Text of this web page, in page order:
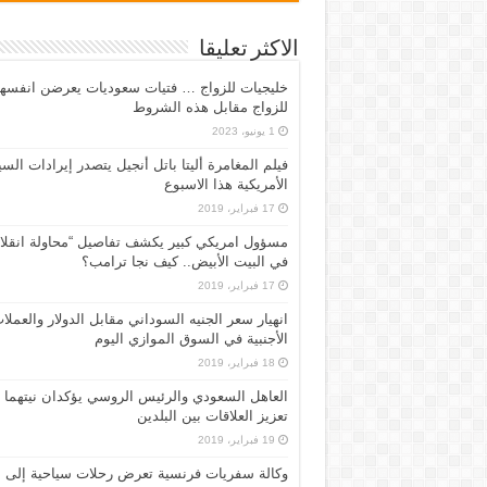
الاكثر تعليقا
خليجيات للزواج … فتيات سعوديات يعرضن
للزواج مقابل هذه الشروط
1 يونيو، 2023
فيلم المغامرة أليتا‭ ‬باتل أنجيل يتصدر إيرادات
الأمريكية هذا الاسبوع
17 فبراير، 2019
مسؤول امريكي كبير يكشف تفاصيل “محاولة
في البيت الأبيض.. كيف نجا ترامب؟
17 فبراير، 2019
انهيار سعر الجنيه السوداني مقابل الدولار
الأجنبية في السوق الموازي اليوم
18 فبراير، 2019
العاهل السعودي والرئيس الروسي يؤكدان نيتهما
تعزيز العلاقات بين البلدين
19 فبراير، 2019
وكالة سفريات فرنسية تعرض رحلات سياحية إلى